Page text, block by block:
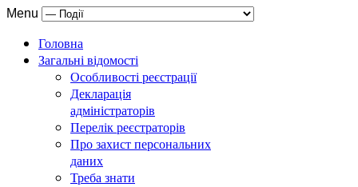
Menu
Головна
Загальні відомості
Особливості реєстрації
Декларація
адміністраторів
Перелік реєстраторів
Про захист персональних
даних
Треба знати